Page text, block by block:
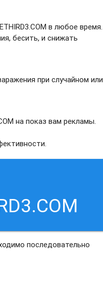
в любое время.
бесить, и снижать
при случайном или
на показ вам рекламы.
последовательно